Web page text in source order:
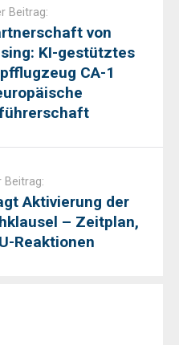
Beitrag:
von
KI-gestütztes
CA-1
Beitrag:
Aktivierung der
– Zeitplan,
Reaktionen